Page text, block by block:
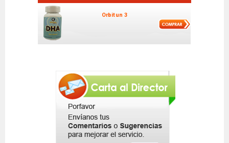
Orbitun 3